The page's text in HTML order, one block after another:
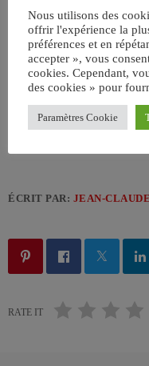
ÉCRIT PAR: JEAN-CLAUDE
RATE IT
Nous utilisons des
offrir l'expérience la
préférences et en
accepter », vous
cookies. Cependant,
des cookies » pour
Paramètres Cookie